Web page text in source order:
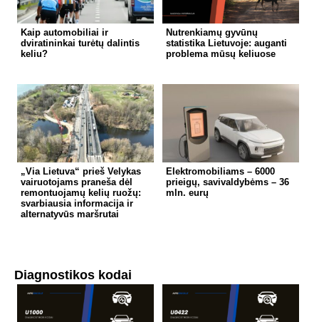
Kaip automobiliai ir
dviratininkai turėtų dalintis
keliu?
Nutrenkiamų gyvūnų
statistika Lietuvoje: auganti
problema mūsų keliuose
„Via Lietuva“ prieš Velykas
vairuotojams praneša dėl
remontuojamų kelių ruožų:
svarbiausia informacija ir
alternatyvūs maršrutai
Elektromobiliams – 6000
prieigų, savivaldybėms – 36
mln. eurų
Diagnostikos kodai